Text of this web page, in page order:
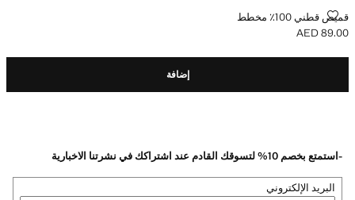
قميص قطني 100٪ مخطط
قميص قطني 100٪ مخطط
السعر الحالي [AED 89.00 ]
AED 89.00
إضافة
-استمتع بخصم 10% لتسوقك القادم عند اشتراكك في نشرتنا الاخبارية
البريد الإلكتروني